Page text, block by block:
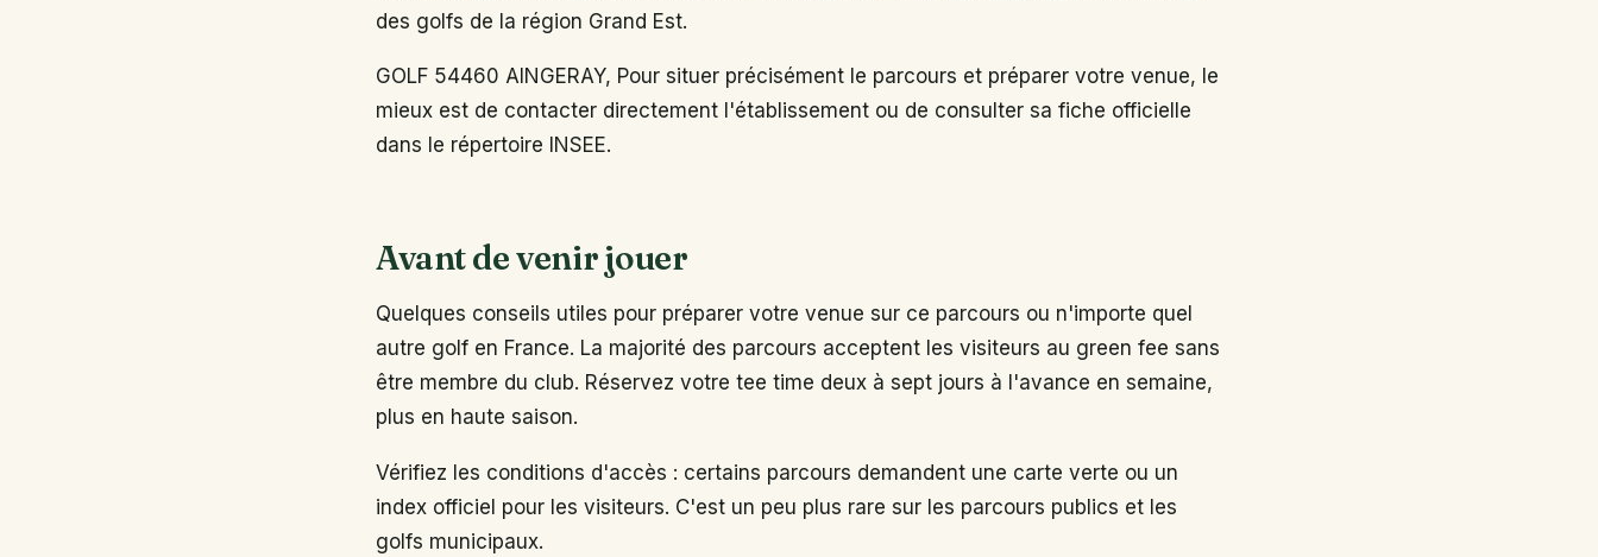
des golfs de la région Grand Est.
GOLF 54460 AINGERAY, Pour situer précisément le parcours et préparer votre venue, le
mieux est de contacter directement l'établissement ou de consulter sa fiche officielle
dans le répertoire INSEE.
Avant de venir jouer
Quelques conseils utiles pour préparer votre venue sur ce parcours ou n'importe quel
autre golf en France. La majorité des parcours acceptent les visiteurs au green fee sans
être membre du club. Réservez votre tee time deux à sept jours à l'avance en semaine,
plus en haute saison.
Vérifiez les conditions d'accès : certains parcours demandent une carte verte ou un
index officiel pour les visiteurs. C'est un peu plus rare sur les parcours publics et les
golfs municipaux.